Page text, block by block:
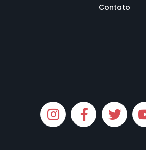
Contato
Instagram